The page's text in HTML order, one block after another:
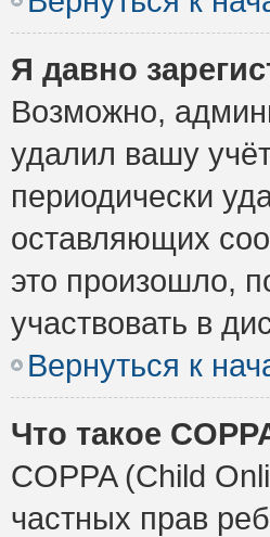
Я давно
Возможно,
удалил вашу
периодически
оставляющих
это произошло,
участвовать в
Вернуться к
Что такое
COPPA (Child
частных прав